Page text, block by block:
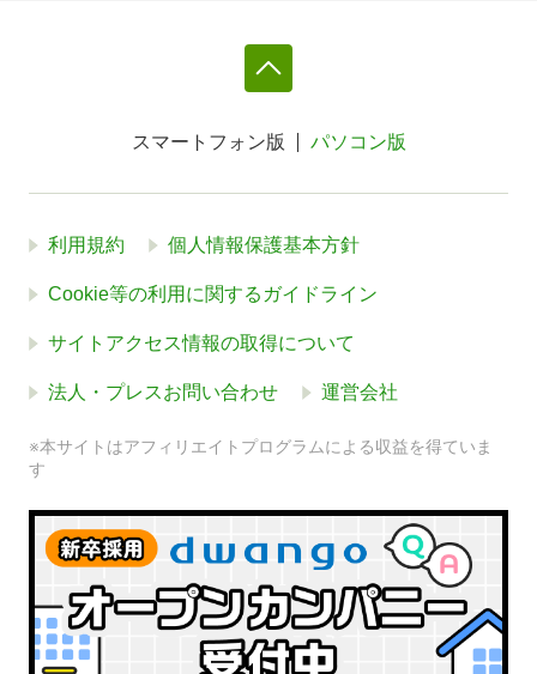
スマートフォン版 パソコン版
利用規約 個人情報保護基本方針
Cookie等の利用に関するガイドライン
サイトアクセス情報の取得について
法人・プレスお問い合わせ 運営会社
※本サイトはアフィリエイトプログラムによる収益を得ていま
す